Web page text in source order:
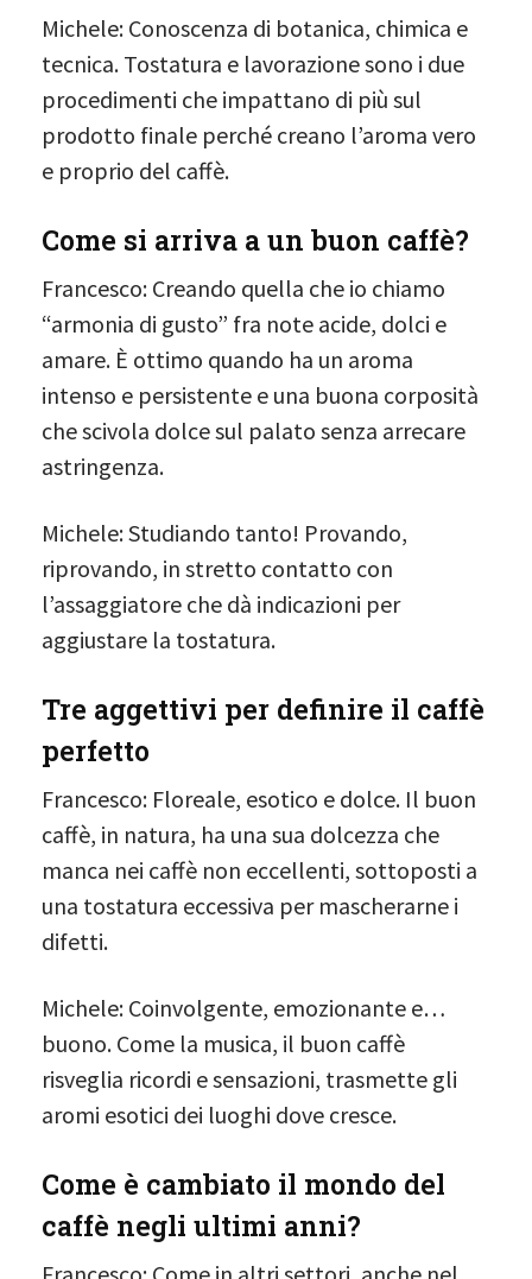
Michele: Conoscenza di botanica, chimica e
tecnica. Tostatura e lavorazione sono i due
procedimenti che impattano di più sul
prodotto finale perché creano l’aroma vero
e proprio del caffè.
Come si arriva a un buon caffè?
Francesco: Creando quella che io chiamo
“armonia di gusto” fra note acide, dolci e
amare. È ottimo quando ha un aroma
intenso e persistente e una buona corposità
che scivola dolce sul palato senza arrecare
astringenza.
Michele: Studiando tanto! Provando,
riprovando, in stretto contatto con
l’assaggiatore che dà indicazioni per
aggiustare la tostatura.
Tre aggettivi per definire il caffè
perfetto
Francesco: Floreale, esotico e dolce. Il buon
caffè, in natura, ha una sua dolcezza che
manca nei caffè non eccellenti, sottoposti a
una tostatura eccessiva per mascherarne i
difetti.
Michele: Coinvolgente, emozionante e…
buono. Come la musica, il buon caffè
risveglia ricordi e sensazioni, trasmette gli
aromi esotici dei luoghi dove cresce.
Come è cambiato il mondo del
caffè negli ultimi anni?